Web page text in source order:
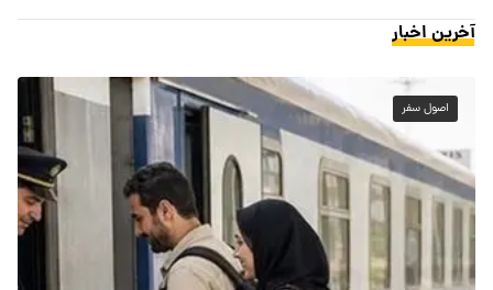
آخرین اخبار
اصول سفر